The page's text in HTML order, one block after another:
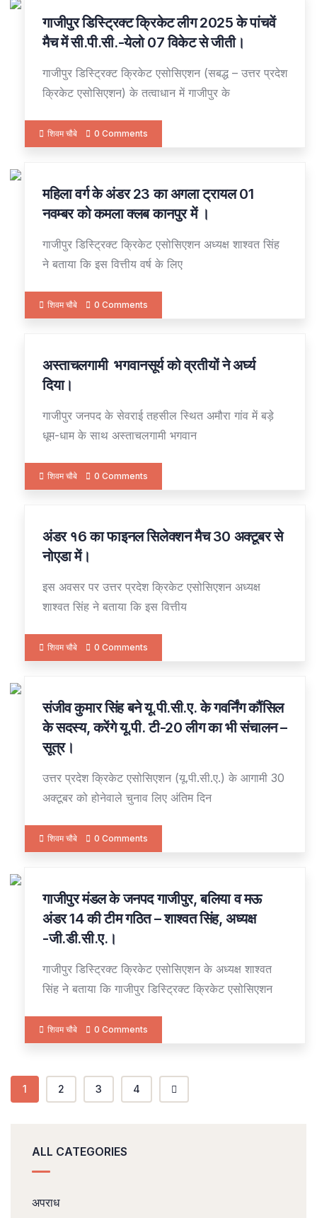
29
OCT
गाजीपुर डिस्ट्रिक्ट क्रिकेट लीग 2025 के पांचवें
मैच में सी.पी.सी.-येलो 07 विकेट से जीती।
गाजीपुर डिस्ट्रिक्ट क्रिकेट एसोसिएशन (सबद्ध – उत्तर प्रदेश
क्रिकेट एसोसिएशन) के तत्वाधान में गाजीपुर के
शिवम चौबे 0 Comments
29
OCT
महिला वर्ग के अंडर 23 का अगला ट्रायल 01
नवम्बर को कमला क्लब कानपुर में ।
गाजीपुर डिस्ट्रिक्ट क्रिकेट एसोसिएशन अध्यक्ष शाश्वत सिंह
ने बताया कि इस वित्तीय वर्ष के लिए
शिवम चौबे 0 Comments
28
OCT
अस्ताचलगामी भगवानसूर्य को व्रतीयों ने अर्घ्य
दिया।
गाजीपुर जनपद के सेवराई तहसील स्थित अमौरा गांव में बड़े
धूम-धाम के साथ अस्ताचलगामी भगवान
शिवम चौबे 0 Comments
27
OCT
अंडर १6 का फाइनल सिलेक्शन मैच 30 अक्टूबर से
नोएडा में।
इस अवसर पर उत्तर प्रदेश क्रिकेट एसोसिएशन अध्यक्ष
शाश्वत सिंह ने बताया कि इस वित्तीय
शिवम चौबे 0 Comments
27
OCT
संजीव कुमार सिंह बने यू.पी.सी.ए. के गवर्निंग कौंसिल
के सदस्य, करेंगे यू.पी. टी-20 लीग का भी संचालन –
सूत्र।
उत्तर प्रदेश क्रिकेट एसोसिएशन (यू.पी.सी.ए.) के आगामी 30
अक्टूबर को होनेवाले चुनाव लिए अंतिम दिन
शिवम चौबे 0 Comments
27
OCT
गाजीपुर मंडल के जनपद गाजीपुर, बलिया व मऊ
अंडर 14 की टीम गठित – शाश्वत सिंह, अध्यक्ष
-जी.डी.सी.ए.।
गाजीपुर डिस्ट्रिक्ट क्रिकेट एसोसिएशन के अध्यक्ष शाश्वत
सिंह ने बताया कि गाजीपुर डिस्ट्रिक्ट क्रिकेट एसोसिएशन
शिवम चौबे 0 Comments
1 2 3 4
ALL CATEGORIES
अपराध